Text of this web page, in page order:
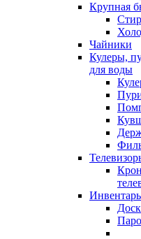
Крупная
Чайники
Кулеры,
для воды